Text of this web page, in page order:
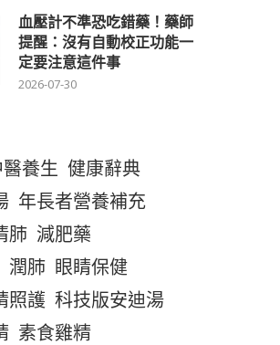
血壓計不準恐吃錯藥！藥師
提醒：沒有自動校正功能一
定要注意這件事
2026-07-30
醫養生 健康辭典
年長者營養補充
肺 減肥藥
潤肺 眼睛保健
照護 科技版安迪湯
素食雞精